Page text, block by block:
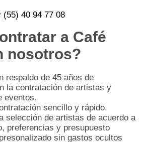
(55) 40 94 77 08
a Café
nosotros?
respaldo de 45 años de
la contratación de artistas y
eventos.
sencillo y rápido.
selección de artistas de acuerdo a
preferencias y presupuesto
sin gastos ocultos